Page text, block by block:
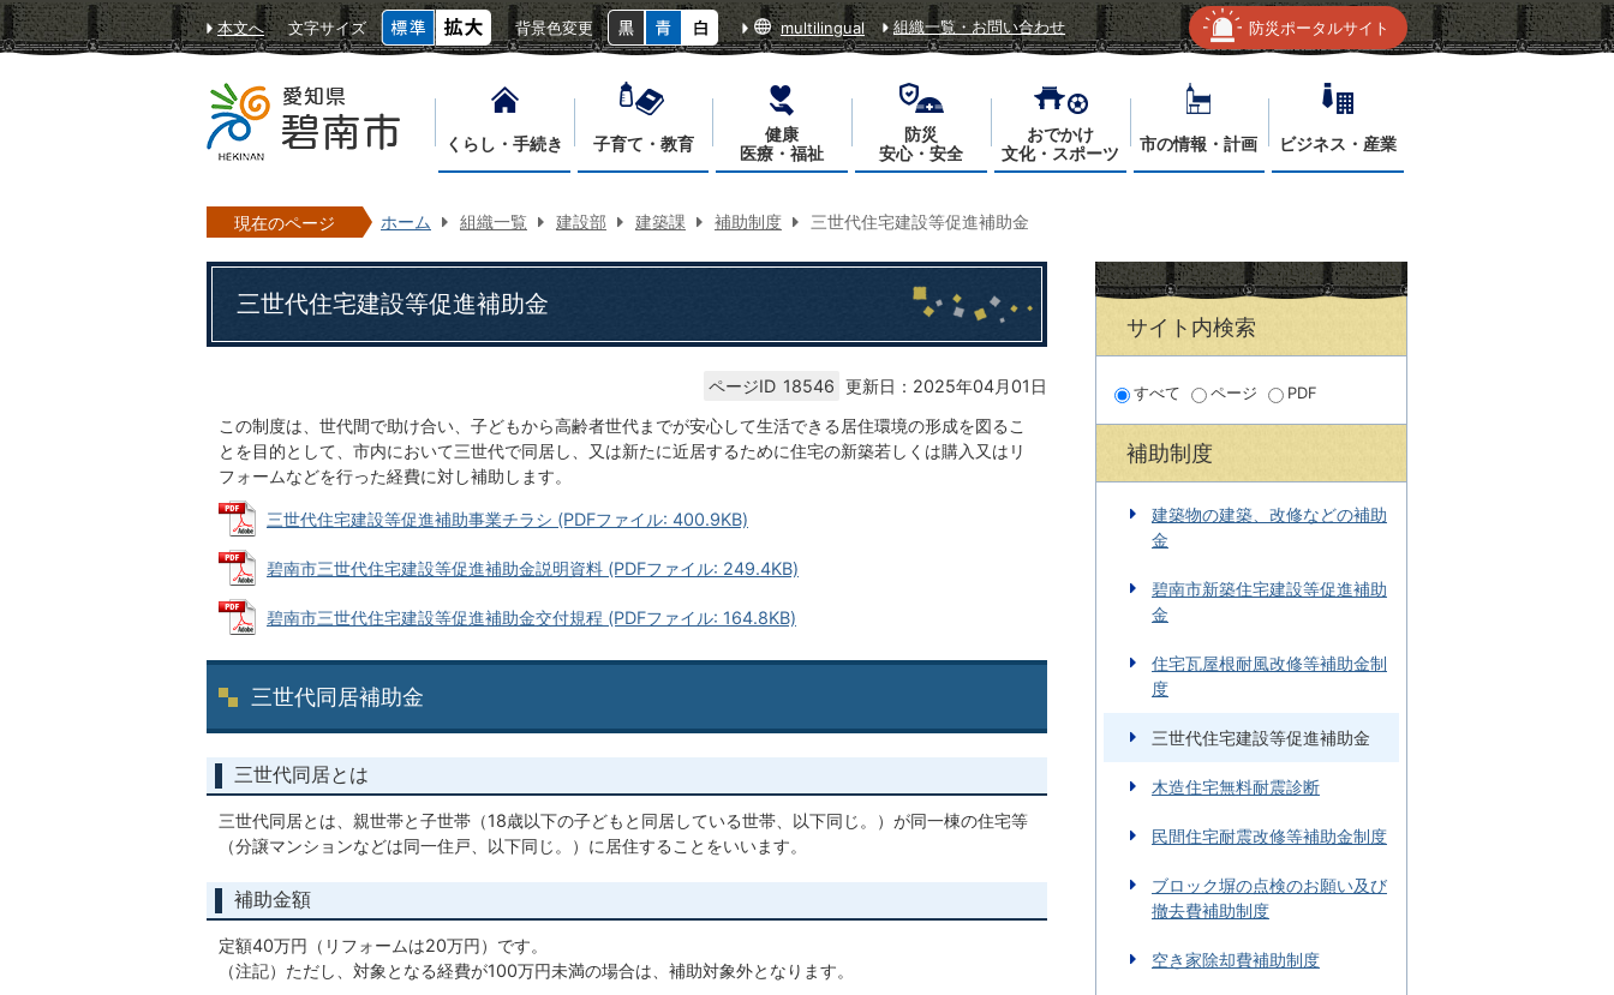
本文へ 文字サイズ 背景色変更 multilingual 組織一覧・お問い合わせ 防災ポータルサイト
くらし・手続き 子育て・教育
健康
医療・福祉
防災
安心・安全
おでかけ
文化・スポーツ
市の情報・計画 ビジネス・産業
現在のページ ホーム 組織一覧 建設部 建築課 補助制度 三世代住宅建設等促進補助金
三世代住宅建設等促進補助金
ページID 18546 更新日：2025年04月01日
この制度は、世代間で助け合い、子どもから高齢者世代までが安心して生活できる居住環境の形成を図るこ
とを目的として、市内において三世代で同居し、又は新たに近居するために住宅の新築若しくは購入又はリ
フォームなどを行った経費に対し補助します。
三世代住宅建設等促進補助事業チラシ (PDFファイル: 400.9KB)
碧南市三世代住宅建設等促進補助金説明資料 (PDFファイル: 249.4KB)
碧南市三世代住宅建設等促進補助金交付規程 (PDFファイル: 164.8KB)
三世代同居補助金
三世代同居とは
三世代同居とは、親世帯と子世帯（18歳以下の子どもと同居している世帯、以下同じ。）が同一棟の住宅等
（分譲マンションなどは同一住戸、以下同じ。）に居住することをいいます。
補助金額
定額40万円（リフォームは20万円）です。
（注記）ただし、対象となる経費が100万円未満の場合は、補助対象外となります。
サイト内検索
すべて ページ PDF
補助制度
建築物の建築、改修などの補助
金
碧南市新築住宅建設等促進補助
金
住宅瓦屋根耐風改修等補助金制
度
三世代住宅建設等促進補助金
木造住宅無料耐震診断
民間住宅耐震改修等補助金制度
ブロック塀の点検のお願い及び
撤去費補助制度
空き家除却費補助制度